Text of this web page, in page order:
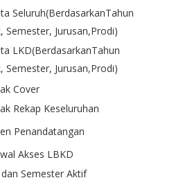
Seluruh(BerdasarkanTahun
Semester, Jurusan,Prodi)
LKD(BerdasarkanTahun
Semester, Jurusan,Prodi)
Cover
Rekap Keseluruhan
Penandatangan
Akses LBKD
Semester Aktif